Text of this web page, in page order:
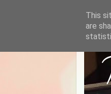
This
are